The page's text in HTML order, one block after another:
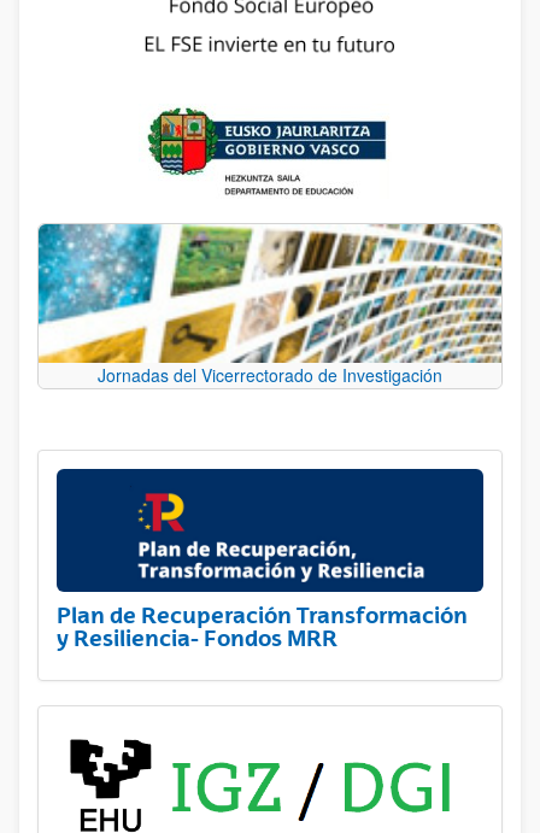
Jornadas del Vicerrectorado de Investigación
Plan de Recuperación Transformación
y Resiliencia- Fondos MRR